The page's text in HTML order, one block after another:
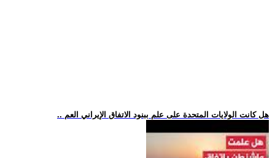
.. هل كانت الولايات المتحدة على علم ببنود الاتفاق الإيراني العم